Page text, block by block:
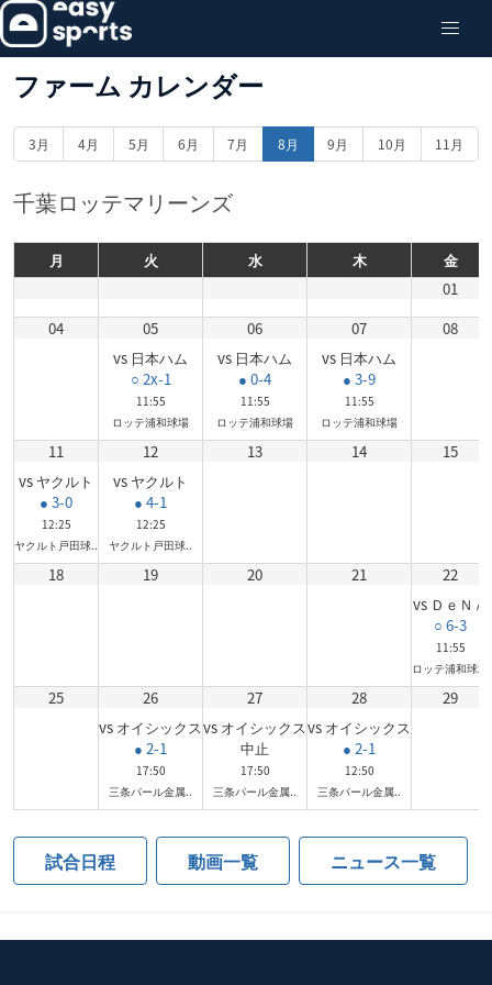
ファーム カレンダー
3月 4月 5月 6月 7月 8月 9月 10月 11月
千葉ロッテマリーンズ
月 火 水 木
金
01
04
05
vs 日本ハム
○ 2x-1
11:55
ロッテ浦和球場
06
vs 日本ハム
● 0-4
11:55
ロッテ浦和球場
07
vs 日本ハム
● 3-9
11:55
ロッテ浦和球場
08
11
vs ヤクルト
● 3-0
12:25
ヤクルト戸田球..
12
vs ヤクルト
● 4-1
12:25
ヤクルト戸田球..
13 14 15
18 19 20 21
22
vs ＤｅＮＡ
○ 6-3
11:55
ロッテ浦和球場
25
26
vs オイシックス
● 2-1
17:50
三条パール金属..
27
vs オイシックス
中止
17:50
三条パール金属..
28
vs オイシックス
● 2-1
12:50
三条パール金属..
29
試合日程 動画一覧 ニュース一覧